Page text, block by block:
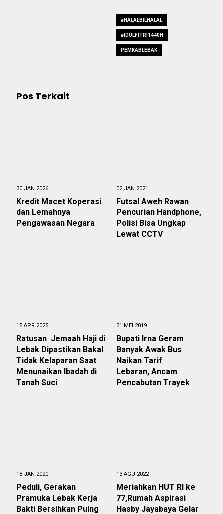
#HALALBILHALAL
#IDULFITRI1440H
PEMKABLEBAK
Pos Terkait
30 JAN 2026
Kredit Macet Koperasi
dan Lemahnya
Pengawasan Negara
02 JAN 2021
Futsal Aweh Rawan
Pencurian Handphone,
Polisi Bisa Ungkap
Lewat CCTV
15 APR 2025
‎Ratusan Jemaah Haji di
Lebak Dipastikan Bakal
Tidak Kelaparan Saat
Menunaikan Ibadah di
Tanah Suci
31 MEI 2019
Bupati Irna Geram
Banyak Awak Bus
Naikan Tarif
Lebaran, Ancam
Pencabutan Trayek
18 JAN 2020
Peduli, Gerakan
Pramuka Lebak Kerja
Bakti Bersihkan Puing
13 AGU 2022
Meriahkan HUT RI ke
77,Rumah Aspirasi
Hasby Jayabaya Gelar